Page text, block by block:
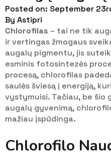
Posted on: September
By Astipri
Chlorofilas – tai ne tik
ir vertingas žmogaus
augalų pigmentu, jis
esminis fotosintezės
procesą, chlorofilas
saulės šviesą į energiją,
vystymuisi. Tačiau, be šio
augalų gyvenimą,
mažiau įspūdinga.
Chlorofilo